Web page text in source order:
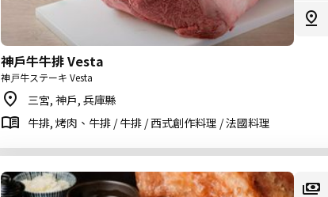
神戶牛牛排 Vesta
神戸牛ステーキ Vesta
三宮, 神戶, 兵庫縣
牛排, 烤肉、牛排 / 牛排 / 西式創作料理 / 法國料理